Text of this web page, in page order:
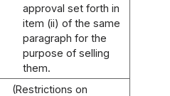
approval set forth in
item (ii) of the same
paragraph for the
purpose of selling
them.
(Restrictions on